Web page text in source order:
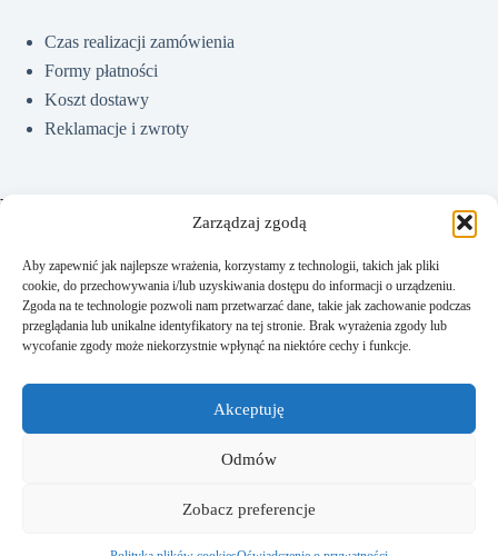
Zarządzaj zgodą
Aby zapewnić jak najlepsze wrażenia, korzystamy z technologii, takich jak pliki
cookie, do przechowywania i/lub uzyskiwania dostępu do informacji o urządzeniu.
Zgoda na te technologie pozwoli nam przetwarzać dane, takie jak zachowanie podczas
przeglądania lub unikalne identyfikatory na tej stronie. Brak wyrażenia zgody lub
wycofanie zgody może niekorzystnie wpłynąć na niektóre cechy i funkcje.
Akceptuję
Odmów
Zobacz preferencje
Czas realizacji zamówienia
Formy płatności
Koszt dostawy
Reklamacje i zwroty
Pomoc
Jak kupować?
Częste pytania
Polityka prywatności